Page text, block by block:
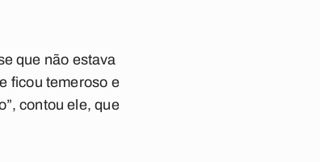
que não estava
ficou temeroso e
contou ele, que